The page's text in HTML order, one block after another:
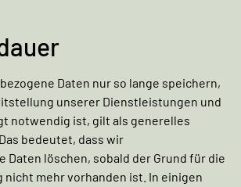
Daten nur so lange speichern,
unserer Dienstleistungen und
notwendig ist, gilt als generelles
bedeutet, dass wir
Daten löschen, sobald der Grund für die
nicht mehr vorhanden ist. In einigen